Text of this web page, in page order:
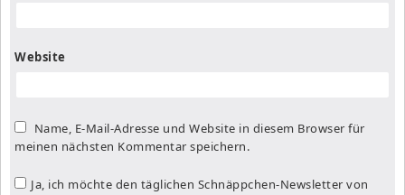
Website
Name, E-Mail-Adresse und Website in diesem Browser für
meinen nächsten Kommentar speichern.
Ja, ich möchte den täglichen Schnäppchen-Newsletter von